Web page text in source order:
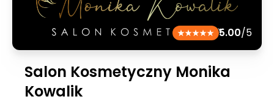
5.00/5
Salon Kosmetyczny Monika
Kowalik